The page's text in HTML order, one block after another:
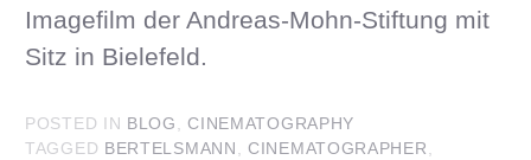
Imagefilm der Andreas-Mohn-Stiftung mit
Sitz in Bielefeld.
POSTED IN BLOG ,CINEMATOGRAPHY
TAGGED BERTELSMANN ,CINEMATOGRAPHER